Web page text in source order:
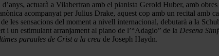
actuarà a Vilabertran amb el pianista Gerold Huber, amb
acompanyat per Julius Drake, aquest cop amb un recital amb
les sensacions del moment a nivell internacional, debutarà a la
i un estimulant arranjament al piano de l’“Adagio” de la Desena
paraules de Crist a la creu de Joseph Haydn.